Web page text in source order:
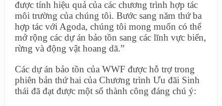
được tính hiệu quả của các chương trình hợp tác
môi trường của chúng tôi. Bước sang năm thứ ba
hợp tác với Agoda, chúng tôi mong muốn có thể
mở rộng các dự án bảo tồn sang các lĩnh vực biển,
rừng và động vật hoang dã.”
Các dự án bảo tồn của WWF được hỗ trợ trong
phiên bản thứ hai của Chương trình Ưu đãi Sinh
thái đã đạt được một số thành công đáng chú ý: